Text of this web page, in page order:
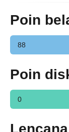
Poin
88
Poin
0